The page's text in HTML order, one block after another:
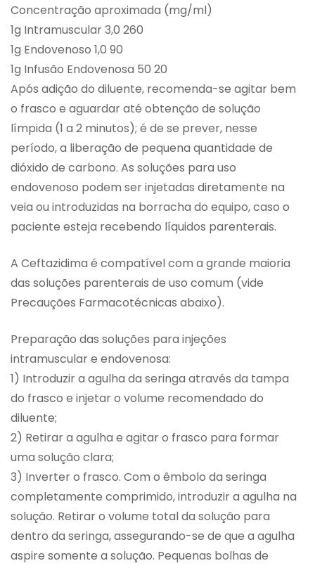
Concentração aproximada (mg/ml)
1g Intramuscular 3,0 260
1g Endovenoso 1,0 90
1g Infusão Endovenosa 50 20
Após adição do diluente, recomenda-se agitar bem
o frasco e aguardar até obtenção de solução
límpida (1 a 2 minutos); é de se prever, nesse
período, a liberação de pequena quantidade de
dióxido de carbono. As soluções para uso
endovenoso podem ser injetadas diretamente na
veia ou introduzidas na borracha do equipo, caso o
paciente esteja recebendo líquidos parenterais.
A Ceftazidima é compatível com a grande maioria
das soluções parenterais de uso comum (vide
Precauções Farmacotécnicas abaixo).
Preparação das soluções para injeções
intramuscular e endovenosa:
1) Introduzir a agulha da seringa através da tampa
do frasco e injetar o volume recomendado do
diluente;
2) Retirar a agulha e agitar o frasco para formar
uma solução clara;
3) Inverter o frasco. Com o êmbolo da seringa
completamente comprimido, introduzir a agulha na
solução. Retirar o volume total da solução para
dentro da seringa, assegurando-se de que a agulha
aspire somente a solução. Pequenas bolhas de